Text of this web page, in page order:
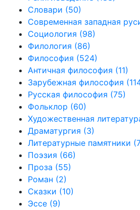
Словари (50)
Современная западная
Социология (98)
Филология (86)
Философия (524)
Античная философия (11)
Зарубежная философия
Русская философия (75)
Фольклор (60)
Художественная
Драматургия (3)
Литературные памятники
Поэзия (66)
Проза (55)
Роман (2)
Сказки (10)
Эссе (9)